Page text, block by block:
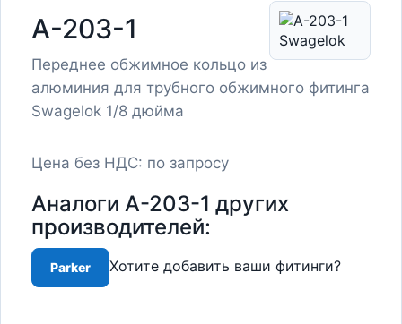
A-203-1
Переднее обжимное кольцо из
алюминия для трубного обжимного фитинга
Swagelok 1/8 дюйма
Цена без НДС: по запросу
Аналоги A-203-1 других
производителей:
Parker Хотите добавить ваши фитинги?